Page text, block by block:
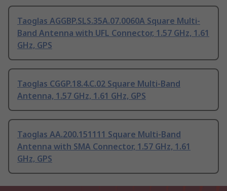
Taoglas AGGBP.SLS.35A.07.0060A Square Multi-
Band Antenna with UFL Connector, 1.57 GHz, 1.61
GHz, GPS
Taoglas CGGP.18.4.C.02 Square Multi-Band
Antenna, 1.57 GHz, 1.61 GHz, GPS
Taoglas AA.200.151111 Square Multi-Band
Antenna with SMA Connector, 1.57 GHz, 1.61
GHz, GPS